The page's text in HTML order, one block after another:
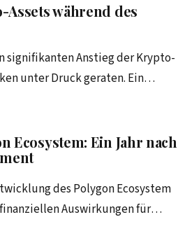
während des
signifikanten Anstieg der Krypto-
unter Druck geraten. Ein
Ecosystem: Ein Jahr nach
des Polygon Ecosystem
Auswirkungen für
Jahr.